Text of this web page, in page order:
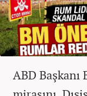
ABD Başkanı